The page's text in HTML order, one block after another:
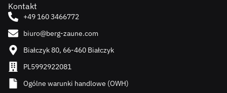
Kontakt
+49 160 3466772
biuro@berg-zaune.com
Białczyk 80, 66-460 Białczyk
PL5992922081
Ogólne warunki handlowe (OWH)